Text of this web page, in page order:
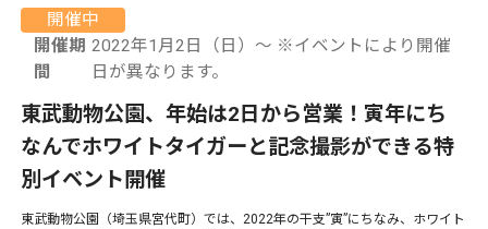
開催中
開催期
間
2022年1月2日（日）〜 ※イベントにより開催
日が異なります。
東武動物公園、年始は2日から営業！寅年にち
なんでホワイトタイガーと記念撮影ができる特
別イベント開催
東武動物公園（埼玉県宮代町）では、2022年の干支”寅”にちなみ、ホワイト